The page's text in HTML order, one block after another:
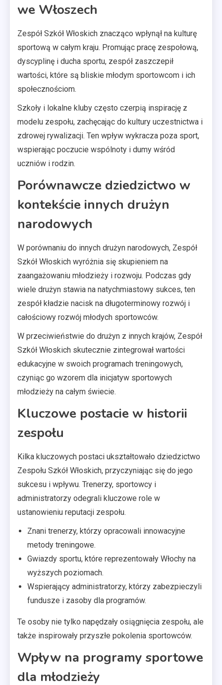
we Włoszech
Zespół Szkół Włoskich znacząco wpłynął na kulturę
sportową w całym kraju. Promując pracę zespołową,
dyscyplinę i ducha sportu, zespół zaszczepił
wartości, które są bliskie młodym sportowcom i ich
społecznościom.
Szkoły i lokalne kluby często czerpią inspirację z
modelu zespołu, zachęcając do kultury uczestnictwa i
zdrowej rywalizacji. Ten wpływ wykracza poza sport,
wspierając poczucie wspólnoty i dumy wśród
uczniów i rodzin.
Porównawcze dziedzictwo w
kontekście innych drużyn
narodowych
W porównaniu do innych drużyn narodowych, Zespół
Szkół Włoskich wyróżnia się skupieniem na
zaangażowaniu młodzieży i rozwoju. Podczas gdy
wiele drużyn stawia na natychmiastowy sukces, ten
zespół kładzie nacisk na długoterminowy rozwój i
całościowy rozwój młodych sportowców.
W przeciwieństwie do drużyn z innych krajów, Zespół
Szkół Włoskich skutecznie zintegrował wartości
edukacyjne w swoich programach treningowych,
czyniąc go wzorem dla inicjatyw sportowych
młodzieży na całym świecie.
Kluczowe postacie w historii
zespołu
Kilka kluczowych postaci ukształtowało dziedzictwo
Zespołu Szkół Włoskich, przyczyniając się do jego
sukcesu i wpływu. Trenerzy, sportowcy i
administratorzy odegrali kluczowe role w
ustanowieniu reputacji zespołu.
Znani trenerzy, którzy opracowali innowacyjne
metody treningowe.
Gwiazdy sportu, które reprezentowały Włochy na
wyższych poziomach.
Wspierający administratorzy, którzy zabezpieczyli
fundusze i zasoby dla programów.
Te osoby nie tylko napędzały osiągnięcia zespołu, ale
także inspirowały przyszłe pokolenia sportowców.
Wpływ na programy sportowe
dla młodzieży